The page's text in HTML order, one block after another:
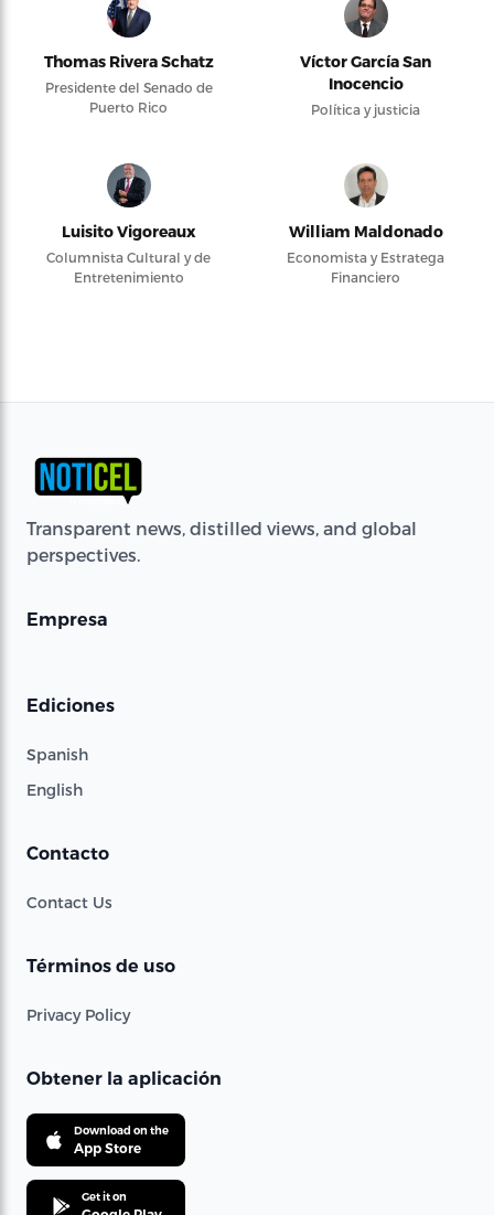
Thomas Rivera Schatz
Presidente del Senado de
Puerto Rico
Víctor García San
Inocencio
Política y justicia
Luisito Vigoreaux
Columnista Cultural y de
Entretenimiento
William Maldonado
Economista y Estratega
Financiero
Transparent news, distilled views, and global
perspectives.
Empresa
Ediciones
Spanish
English
Contacto
Contact Us
Términos de uso
Privacy Policy
Obtener la aplicación
Download on the
App Store
Get it on